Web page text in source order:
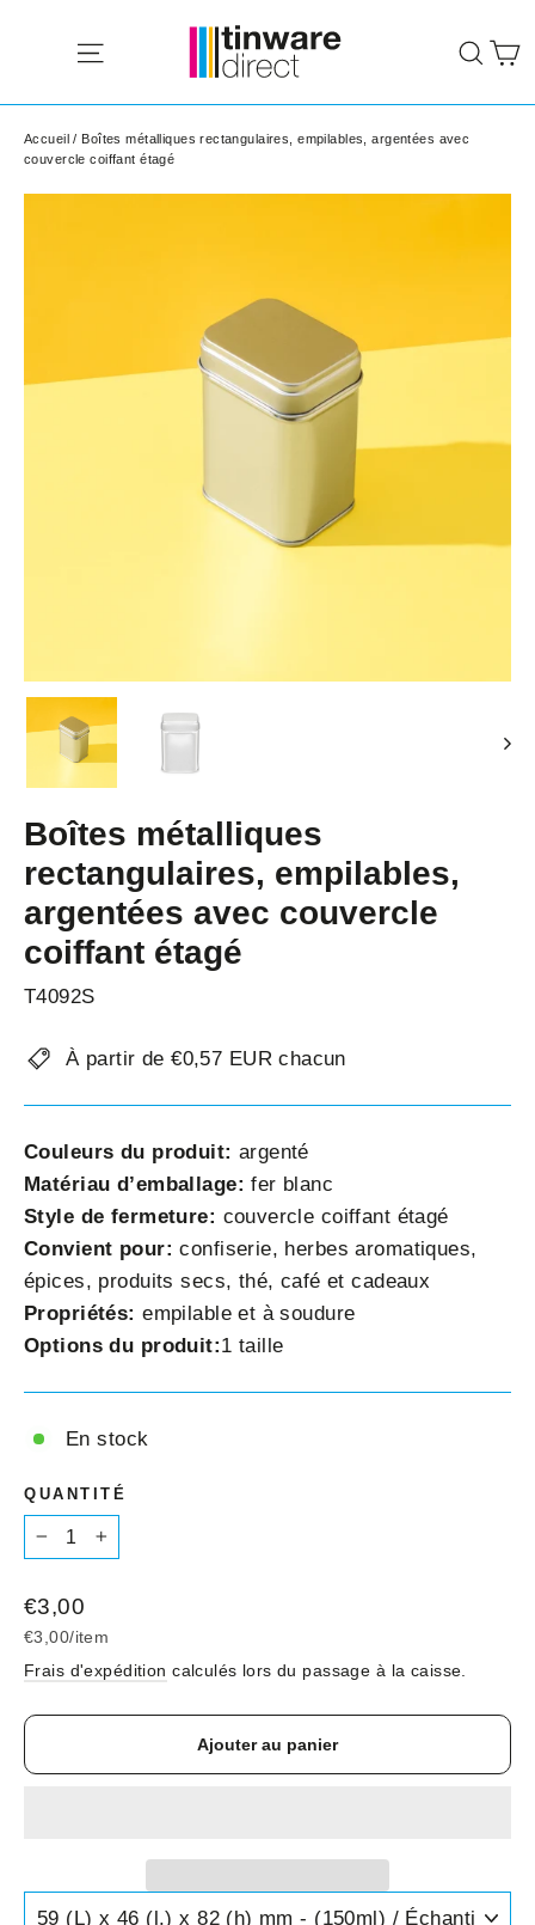
Accueil / Boîtes métalliques rectangulaires, empilables, argentées avec
couvercle coiffant étagé
Boîtes métalliques
rectangulaires, empilables,
argentées avec couvercle
coiffant étagé
T4092S
À partir de €0,57 EUR chacun
Couleurs du produit: argenté
Matériau d’emballage: fer blanc
Style de fermeture: couvercle coiffant étagé
Convient pour: confiserie, herbes aromatiques,
épices, produits secs, thé, café et cadeaux
Propriétés:empilable et à soudure
Options du produit:1 taille
En stock
QUANTITÉ
Prix
régulier
€3,00
€3,00/item
Frais d'expédition calculés lors du passage à la caisse.
Ajouter au panier